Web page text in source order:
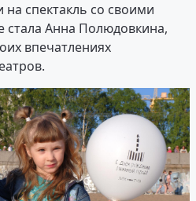
спектакль со своими
Анна Полюдовкина,
впечатлениях